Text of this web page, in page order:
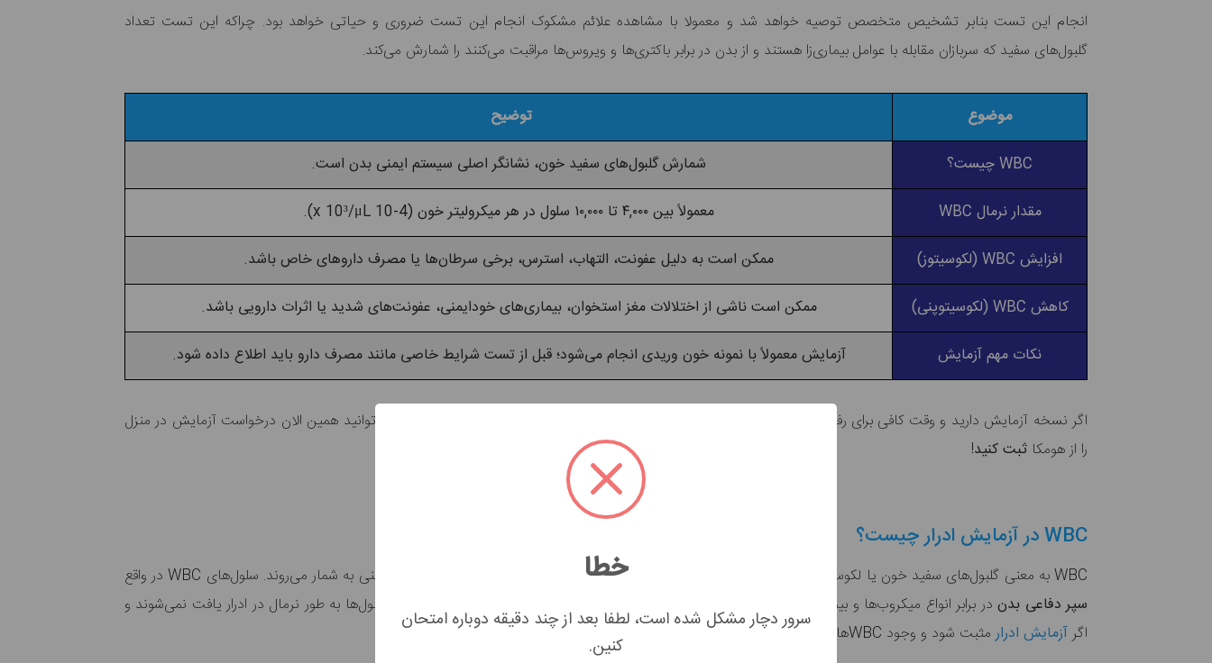
انجام این تست بنابر تشخیص متخصص توصیه خواهد شد و معمولا با مشاهده علائم مشکوک انجام این تست ضروری و حیاتی خواهد بود. چراکه این تست تعداد
گلبول‌های سفید که سربازان مقابله با عوامل بیماری‌زا هستند و از بدن در برابر باکتری‌ها و ویروس‌ها مراقبت می‌کنند را شمارش می‌کند.
موضوع
توضیح
WBC چیست؟
شمارش گلبول‌های سفید خون، نشانگر اصلی سیستم ایمنی بدن است.
مقدار نرمال WBC
معمولاً بین ۴,۰۰۰ تا ۱۰,۰۰۰ سلول در هر میکرولیتر خون (4-10 x 10³/μL).
افزایش WBC (لکوسیتوز)
ممکن است به دلیل عفونت، التهاب، استرس، برخی سرطان‌ها یا مصرف داروهای خاص باشد.
کاهش WBC (لکوسیتوپنی)
ممکن است ناشی از اختلالات مغز استخوان، بیماری‌های خودایمنی، عفونت‌های شدید یا اثرات دارویی باشد.
نکات مهم آزمایش
آزمایش معمولاً با نمونه خون وریدی انجام می‌شود؛ قبل از تست شرایط خاصی مانند مصرف دارو باید اطلاع داده شود.
اگر نسخه آزمایش دارید و وقت کافی برای رفتن به آزمایشگاه را ندارید،
! اگر نسخه دارید و هنوز آزمایش ندادید، می‌توانید همین الان درخواست آزمایش در منزل
را از هومکا ثبت کنید!
WBC در آزمایش ادرار چیست؟
WBC به معنی گلبول‌های سفید خون یا لکوسیت است. لکوسیت‌ها از سلول‌های تشکیل دهنده خون هستند و اعضای سیستم ایمنی به شمار می‌روند. سلول‌های WBC در واقع
سپر دفاعی بدندر برابر انواع میکروب‌ها و بیماری‌ها هستند و سطح خونی آن‌ها نشان دهنده وضعیت دفاعی بدن است. این سلول‌ها به طور نرمال در ادرار یافت نمی‌شوند و
اگرآزمایش ادرارمثبت شود و وجود WBCها در خون تایید گردد به معنای ابتلای فرد به عفونت‌های سیستم ادراری است.
خطا
سرور دچار مشکل شده است، لطفا بعد از چند دقیقه دوباره امتحان
کنین.